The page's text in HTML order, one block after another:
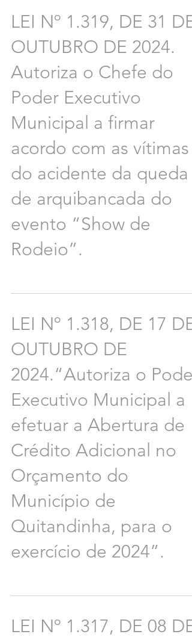
LEI Nº 1.319, DE 31 DE
OUTUBRO DE 2024.
Autoriza o Chefe do
Poder Executivo
Municipal a firmar
acordo com as vítimas
do acidente da queda
de arquibancada do
evento “Show de
Rodeio”.
LEI Nº 1.318, DE 17 DE
OUTUBRO DE
2024.“Autoriza o Poder
Executivo Municipal a
efetuar a Abertura de
Crédito Adicional no
Orçamento do
Município de
Quitandinha, para o
exercício de 2024”.
LEI Nº 1.317, DE 08 DE